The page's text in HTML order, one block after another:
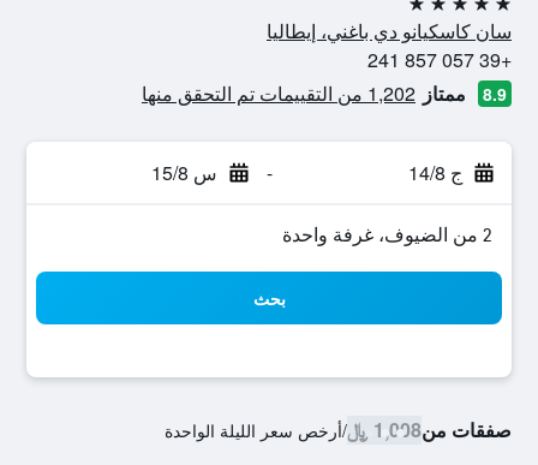
5 نجوم
سان كاسكيانو دي باغني، إيطاليا
+39 057 857 241
8.9 ممتاز 1,202 من التقييمات تم التحقق منها
ج 14/8 - س 15/8
2 من الضيوف، غرفة واحدة
بحث
صفقات من1,008 ﷼ /أرخص سعر الليلة الواحدة